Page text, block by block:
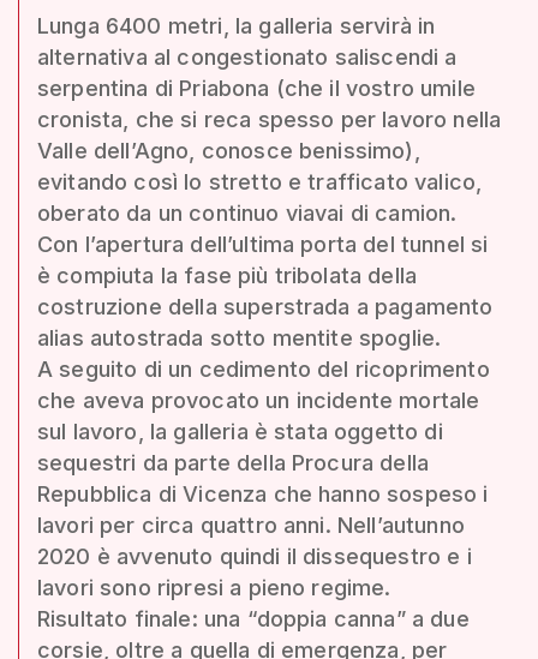
Lunga 6400 metri, la galleria servirà in
alternativa al congestionato saliscendi a
serpentina di Priabona (che il vostro umile
cronista, che si reca spesso per lavoro nella
Valle dell’Agno, conosce benissimo),
evitando così lo stretto e trafficato valico,
oberato da un continuo viavai di camion.
Con l’apertura dell’ultima porta del tunnel si
è compiuta la fase più tribolata della
costruzione della superstrada a pagamento
alias autostrada sotto mentite spoglie.
A seguito di un cedimento del ricoprimento
che aveva provocato un incidente mortale
sul lavoro, la galleria è stata oggetto di
sequestri da parte della Procura della
Repubblica di Vicenza che hanno sospeso i
lavori per circa quattro anni. Nell’autunno
2020 è avvenuto quindi il dissequestro e i
lavori sono ripresi a pieno regime.
Risultato finale: una “doppia canna” a due
corsie, oltre a quella di emergenza, per